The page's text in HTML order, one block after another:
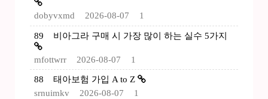
dobyvxmd 2026-08-07 1
89 비아그라 구매 시 가장 많이 하는 실수 5가지
mfottwrr 2026-08-07 1
88
태아보험 가입 A to Z
srnuimkv
2026-08-07 1